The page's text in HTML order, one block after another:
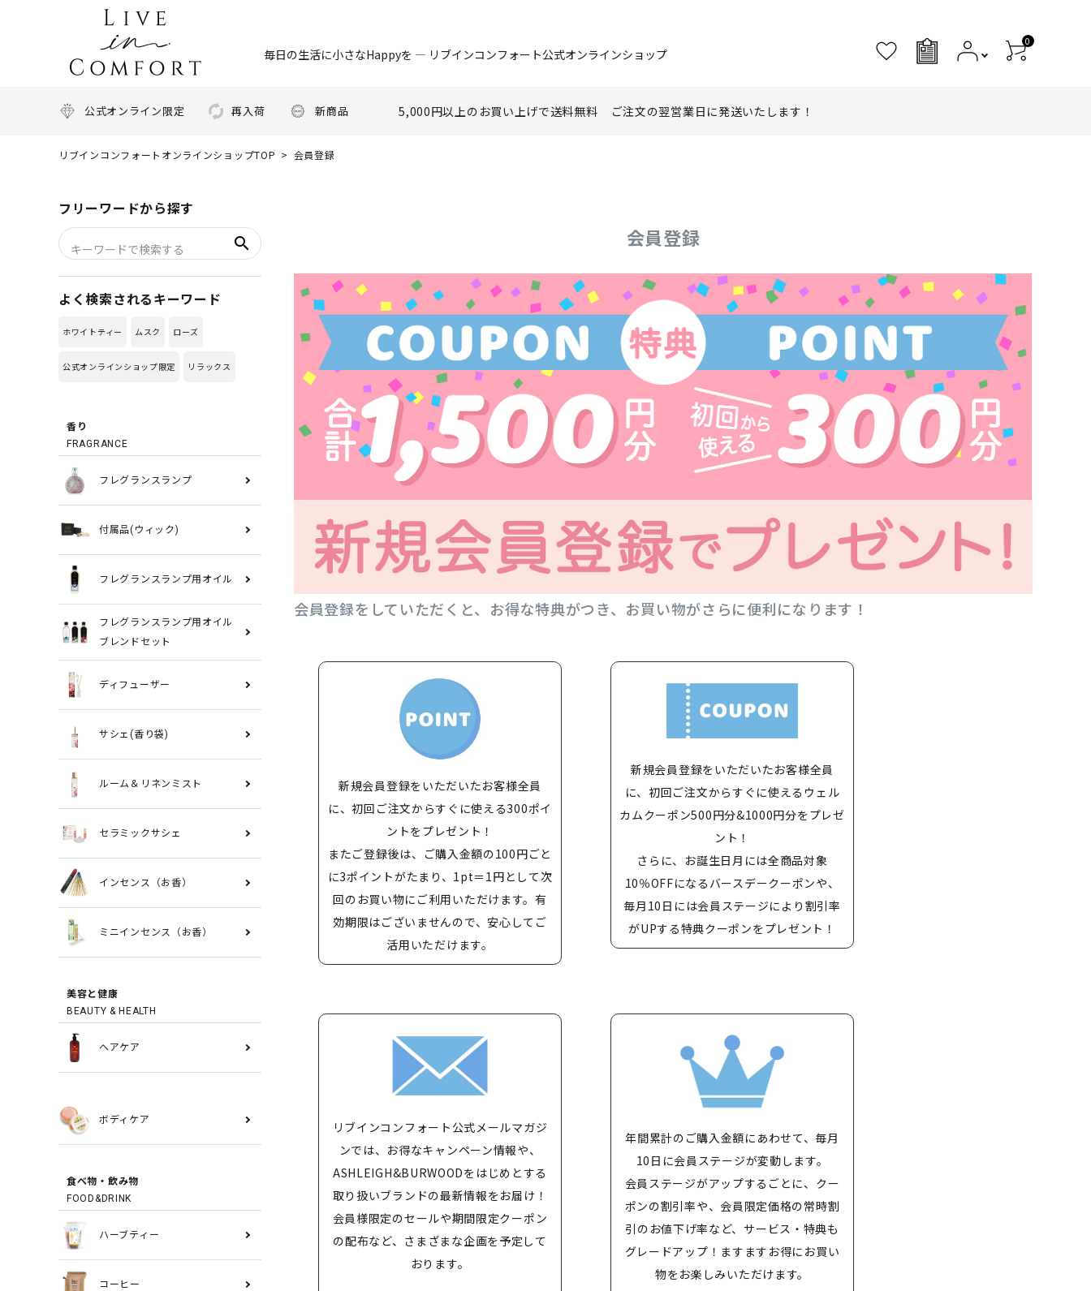
毎日の生活に小さなHappyを ― リブインコンフォート公式オンラインショップ
0
公式オンライン限定 再入荷 新商品 5,000円以上のお買い上げで送料無料 ご注文の翌営業日に発送いたします！
リブインコンフォートオンラインショップTOP 会員登録
フリーワードから探す
search
よく検索されるキーワード
ホワイトティー ムスク ローズ
公式オンラインショップ限定 リラックス
香り
FRAGRANCE
フレグランスランプ
付属品(ウィック)
フレグランスランプ用オイル
フレグランスランプ用オイル
ブレンドセット
ディフューザー
サシェ(香り袋)
ルーム＆リネンミスト
セラミックサシェ
インセンス（お香）
ミニインセンス（お香）
美容と健康
BEAUTY & HEALTH
ヘアケア
ボディケア
食べ物・飲み物
FOOD&DRINK
ハーブティー
コーヒー
会員登録
会員登録をしていただくと、お得な特典がつき、お買い物がさらに便利になります！
新規会員登録をいただいたお客様全員
に、初回ご注文からすぐに使える300ポイ
ントをプレゼント！
またご登録後は、ご購入金額の100円ごと
に3ポイントがたまり、1pt＝1円として次
回のお買い物にご利用いただけます。有
効期限はございませんので、安心してご
活用いただけます。
新規会員登録をいただいたお客様全員
に、初回ご注文からすぐに使えるウェル
カムクーポン500円分&1000円分をプレゼ
ント！
さらに、お誕生日月には全商品対象
10％OFFになるバースデークーポンや、
毎月10日には会員ステージにより割引率
がUPする特典クーポンをプレゼント！
リブインコンフォート公式メールマガジ
ンでは、お得なキャンペーン情報や、
ASHLEIGH&BURWOODをはじめとする
取り扱いブランドの最新情報をお届け！
会員様限定のセールや期間限定クーポン
の配布など、さまざまな企画を予定して
おります。
年間累計のご購入金額にあわせて、毎月
10日に会員ステージが変動します。
会員ステージがアップするごとに、クー
ポンの割引率や、会員限定価格の常時割
引のお値下げ率など、サービス・特典も
グレードアップ！ますますお得にお買い
物をお楽しみいただけます。